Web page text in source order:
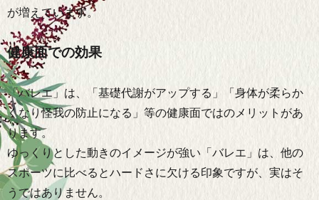
が増えています。
健康面での効果
「バレエ」は、「基礎代謝がアップする」「身体が柔らか
くなり怪我の防止になる」等の健康面ではのメリットがあ
ります。
ゆっくりとした動きのイメージが強い「バレエ」は、他の
スポーツに比べるとハードさに欠ける印象ですが、実はそ
うではありません。